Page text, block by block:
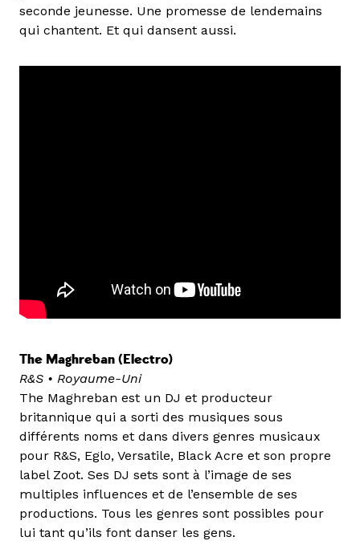
seconde jeunesse. Une promesse de lendemains
qui chantent. Et qui dansent aussi.
The Maghreban (Electro)
R&S • Royaume-Uni
The Maghreban est un DJ et producteur
britannique qui a sorti des musiques sous
différents noms et dans divers genres musicaux
pour R&S, Eglo, Versatile, Black Acre et son propre
label Zoot. Ses DJ sets sont à l’image de ses
multiples influences et de l’ensemble de ses
productions. Tous les genres sont possibles pour
lui tant qu’ils font danser les gens.